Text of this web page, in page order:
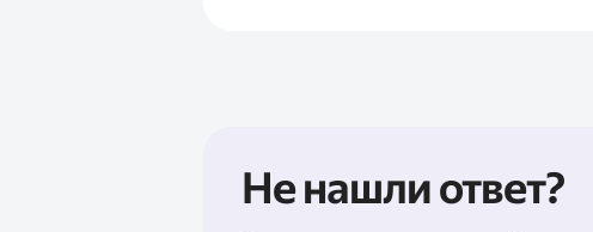
Не нашли ответ?